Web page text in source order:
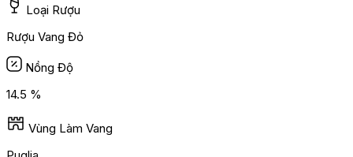
Loại Rượu
Rượu Vang Đỏ
Nồng Độ
14.5 %
Vùng Làm Vang